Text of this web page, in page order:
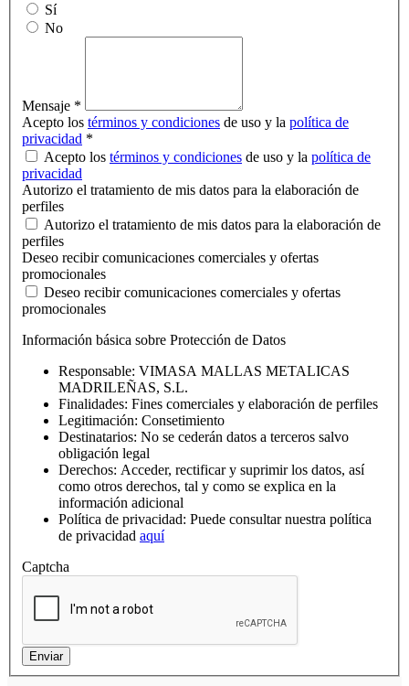
Sí
No
Mensaje *
Acepto los términos y condiciones de uso y la política de
privacidad *
Acepto los términos y condiciones de uso y la política de
privacidad
Autorizo el tratamiento de mis datos para la elaboración de
perfiles
Autorizo el tratamiento de mis datos para la elaboración de
perfiles
Deseo recibir comunicaciones comerciales y ofertas
promocionales
Deseo recibir comunicaciones comerciales y ofertas
promocionales
Información básica sobre Protección de Datos
Responsable: VIMASA MALLAS METALICAS
MADRILEÑAS, S.L.
Finalidades: Fines comerciales y elaboración de perfiles
Legitimación: Consetimiento
Destinatarios: No se cederán datos a terceros salvo
obligación legal
Derechos: Acceder, rectificar y suprimir los datos, así
como otros derechos, tal y como se explica en la
información adicional
Política de privacidad: Puede consultar nuestra política
de privacidad aquí
Captcha
Enviar